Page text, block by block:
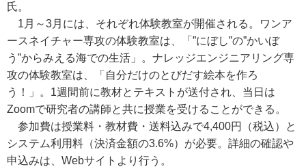
氏。
1月～3月には、それぞれ体験教室が開催される。ワンア
ースネイチャー専攻の体験教室は、「”にぼし”の”かいぼ
う”からみえる海での生活」。ナレッジエンジニアリング専
攻の体験教室は、「自分だけのとびだす絵本を作ろ
う！」。1週間前に教材とテキストが送付され、当日は
Zoomで研究者の講師と共に授業を受けることができる。
参加費は授業料・教材費・送料込みで4,400円（税込）と
システム利用料（決済金額の3.6%）が必要。詳細の確認や
申込みは、Webサイトより行う。